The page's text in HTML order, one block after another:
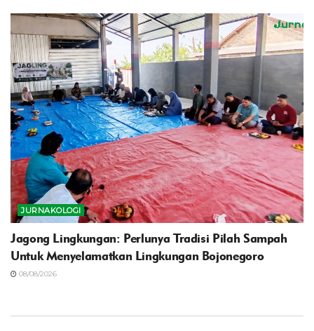
JURNAKOLOGI
Jagong Lingkungan: Perlunya Tradisi Pilah Sampah
Untuk Menyelamatkan Lingkungan Bojonegoro
08/08/2026